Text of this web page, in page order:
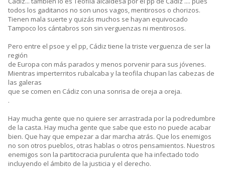
todos los gaditanos no son unos vagos, mentirosos o chorizos.
Tienen mala suerte y quizás muchos se hayan equivocado
Tampoco los cántabros son sin verguenzas ni mentirosos.
Pero entre el psoe y el pp, Cádiz tiene la triste verguenza de ser la
región
de Europa con más parados y menos porvenir para sus jóvenes.
Mientras imperterritos rubalcaba y la teofila chupan las cabezas de
las galeras
que se comen en Cádiz con una sonrisa de oreja a oreja.
.
Hay mucha gente que no quiere ser arrastrada por la podredumbre
de la casta. Hay mucha gente que sabe que esto no puede acabar
bien. Que hay que empezar a dar marcha atrás. Que los enemigos
no son otros pueblos, otras hablas o otros pensamientos. Nuestros
enemigos son la partitocracia purulenta que ha infectado todo
incluyendo el ámbito de la justicia y el derecho.